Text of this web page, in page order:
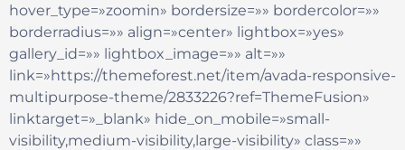
hover_type=»zoomin» bordersize=»» bordercolor=»»
borderradius=»» align=»center» lightbox=»yes»
gallery_id=»» lightbox_image=»» alt=»»
link=»https://themeforest.net/item/avada-responsive-
multipurpose-theme/2833226?ref=ThemeFusion»
linktarget=»_blank» hide_on_mobile=»small-
visibility,medium-visibility,large-visibility» class=»»